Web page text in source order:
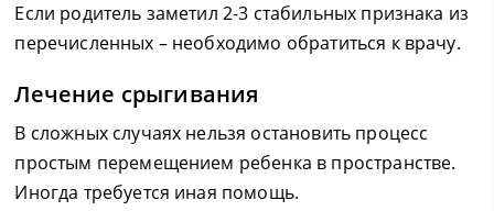
Если родитель заметил 2-3 стабильных признака из
перечисленных – необходимо обратиться к врачу.
Лечение срыгивания
В сложных случаях нельзя остановить процесс
простым перемещением ребенка в пространстве.
Иногда требуется иная помощь.